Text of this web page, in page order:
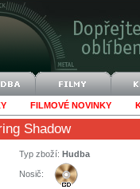
FILMOVÉ NOVINKY
Shadow
Typ zboží: Hudba
Nosič: